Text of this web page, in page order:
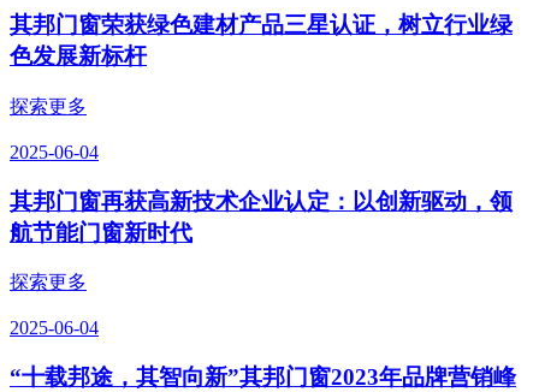
其邦门窗荣获绿色建材产品三星认证，树立行业绿
色发展新标杆
探索更多
2025-06-04
其邦门窗再获高新技术企业认定：以创新驱动，领
航节能门窗新时代
探索更多
2025-06-04
“十载邦途，其智向新”其邦门窗2023年品牌营销峰